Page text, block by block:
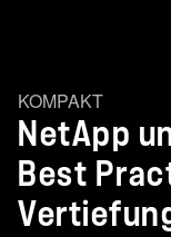
KOMPAKT
NetApp
Best